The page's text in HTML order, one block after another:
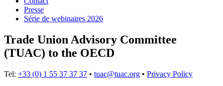
Presse
Série de webinaires 2026
Trade Union Advisory Committee
(TUAC) to the OECD
Tel: +33 (0) 1 55 37 37 37 • tuac@tuac.org • Privacy Policy